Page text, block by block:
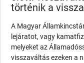
történik a
A Magyar
lejáratot, vagy
melyeket az
visszaváltás ezeken a